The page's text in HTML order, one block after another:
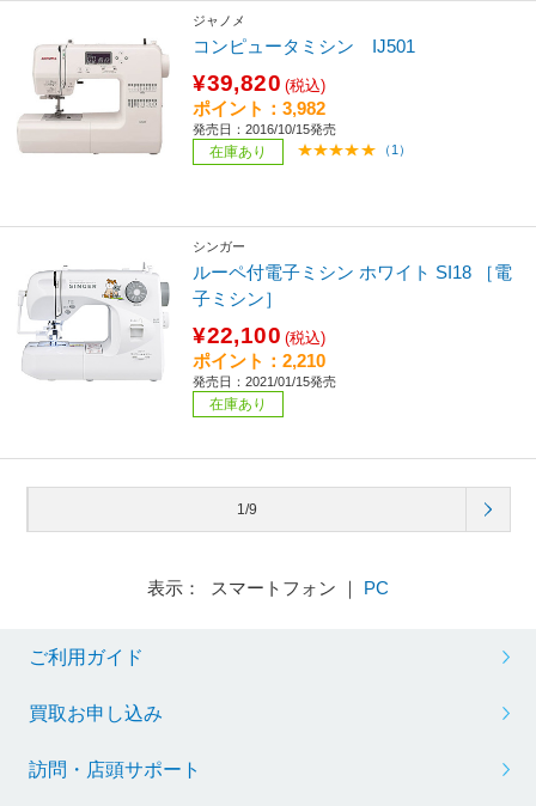
ジャノメ
コンピュータミシン IJ501
¥39,820 (税込)
ポイント：3,982
発売日：2016/10/15発売
在庫あり （1）
シンガー
ルーペ付電子ミシン ホワイト SI18 ［電
子ミシン］
¥22,100 (税込)
ポイント：2,210
発売日：2021/01/15発売
在庫あり
1/9
表示： スマートフォン ｜ PC
ご利用ガイド
買取お申し込み
訪問・店頭サポート